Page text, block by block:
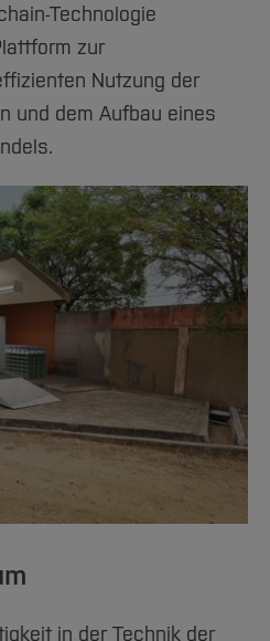
Technologie
zur
Nutzung der
und dem Aufbau eines
in der Technik der